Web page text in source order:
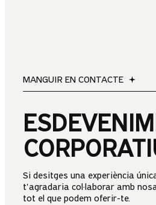
MANGUIR EN CONTACTE
Si desitges una experiència
t'agradaria col·laborar amb
tot el que podem oferir-te.Submit